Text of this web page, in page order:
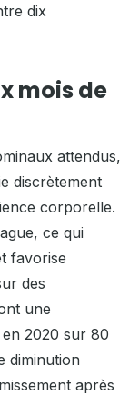
dix
mois de
attendus,
discrètement
corporelle.
ce qui
favorise
des
une
2020 sur 80
diminution
après